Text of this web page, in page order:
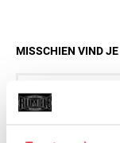
MISSCHIEN VIND